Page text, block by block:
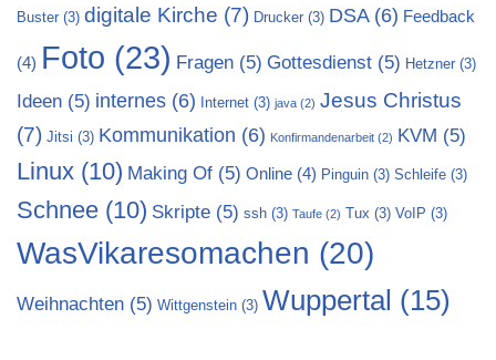
Buster (3) digitale Kirche (7) Drucker (3) DSA(6) Feedback
(4) Foto (23) Fragen (5) Gottesdienst (5) Hetzner (3)
Ideen (5) internes (6) Internet (3) java (2) Jesus Christus
(7) Jitsi (3) Kommunikation (6) Konfirmandenarbeit (2) KVM (5)
Linux (10) Making Of (5) Online (4) Pinguin (3) Schleife (3)
Schnee (10) Skripte (5) ssh (3) Taufe (2) Tux (3) VoIP (3)
WasVikaresomachen (20)
Weihnachten (5) Wittgenstein (3) Wuppertal (15)